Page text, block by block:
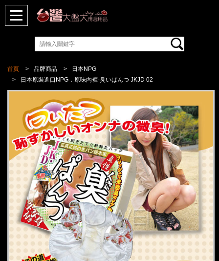
首頁 品牌商品
日本NPG
日本原裝進口NPG．原味內褲-臭いぱんつ JKJD 02